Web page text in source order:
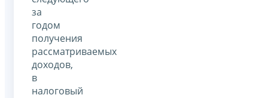
за
годом
получения
рассматриваемых
доходов,
в
налоговый